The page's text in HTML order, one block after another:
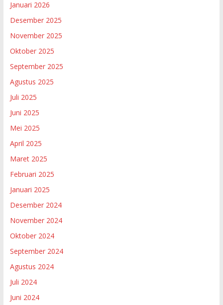
Januari 2026
Desember 2025
November 2025
Oktober 2025
September 2025
Agustus 2025
Juli 2025
Juni 2025
Mei 2025
April 2025
Maret 2025
Februari 2025
Januari 2025
Desember 2024
November 2024
Oktober 2024
September 2024
Agustus 2024
Juli 2024
Juni 2024